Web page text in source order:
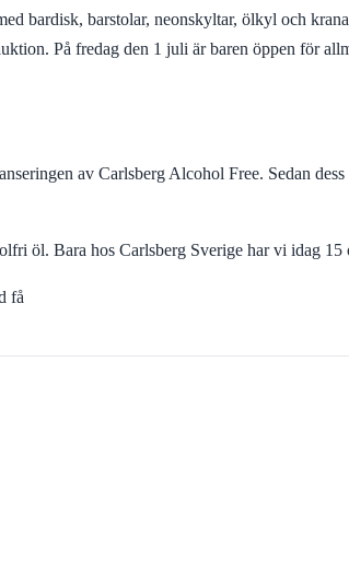
bardisk, barstolar, neonskyltar, ölkyl och
På fredag den 1 juli är baren öppen för
av Carlsberg Alcohol Free. Sedan
öl. Bara hos Carlsberg Sverige har vi idag
få